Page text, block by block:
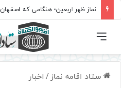
فهرست
ستاد اقامه نماز / اخبار